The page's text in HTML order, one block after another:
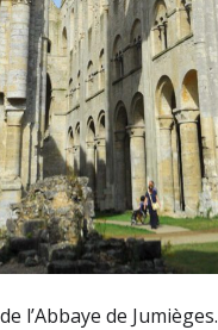
l’Abbaye de Jumièges.